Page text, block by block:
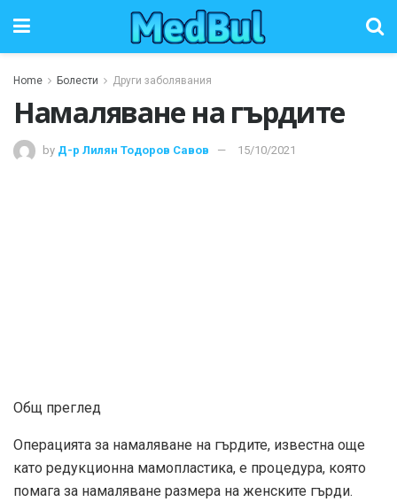
Home Болести Други заболявания
Намаляване на гърдите
by Д-р Лилян Тодоров Савов 15/10/2021
Общ преглед
Операцията за намаляване на гърдите, известна още
като редукционна мамопластика, е процедура, която
помага за намаляване размера на женските гърди.